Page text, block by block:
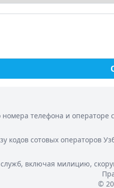
телефона и
кодов сотовых операторов
включая милицию,
©